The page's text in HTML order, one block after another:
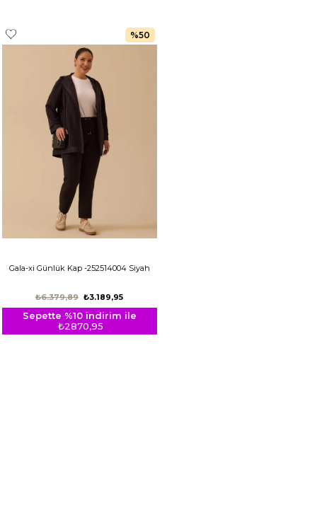
Gala-xi Günlük Kap -252514004 Siyah
₺3.189,95
₺6.379,89
%50
Sepette %10 indirim ile
₺2870,95